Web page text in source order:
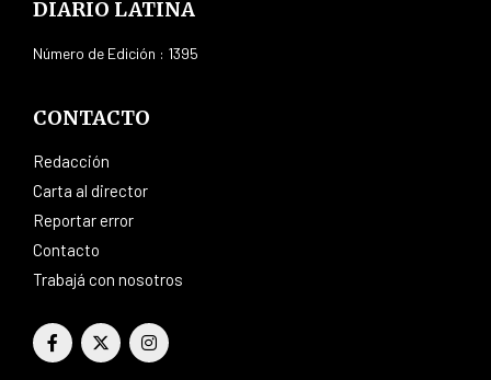
DIARIO LATINA
Número de Edición : 1395
CONTACTO
Redacción
Carta al director
Reportar error
Contacto
Trabajá con nosotros